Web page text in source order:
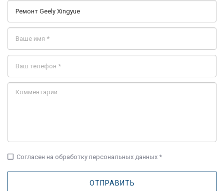
check_box_outline_blank Согласен на обработку персональных данных *